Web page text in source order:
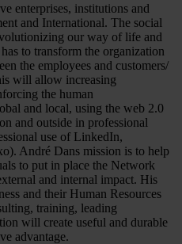
enterprises, institutions and
and International. The social
our way of life and
to transform the organization
the employees and customers/
will allow increasing
the human
and local, using the web 2.0
and outside in professional
use of LinkedIn,
André Dans mission is to help
to put in place the Network
and internal impact. His
and their Human Resources
training, leading
will create useful and durable
advantage.